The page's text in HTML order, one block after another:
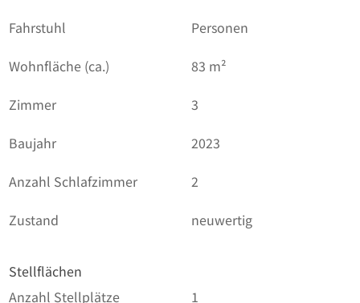
Fahrstuhl
Personen
Wohnfläche (ca.)
83 m²
Zimmer
3
Baujahr
2023
Anzahl Schlafzimmer
2
Zustand
neuwertig
Stellflächen
Anzahl Stellplätze
1